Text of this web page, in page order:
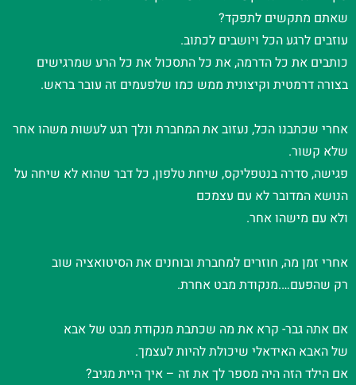
שאתם מתקשים לתפקד?
עוזבים לרגע הכל ויושבים לכתוב.
כותבים את כל הדרמה, את כל התסכול את כל הרע שמרגישים
בצורה דרמטית וקיצונית ממש כמו שלפעמים זה עובר בראש.
אחרי שכתבנו הכל, נעזוב את המחברת ונלך רגע לעשות משהו אחר
שלא קשור.
פגישה, סדרה בנטפליקס, שיחת טלפון, כל דבר שהוא לא שיחה על
הנושא המדובר לא עם עצמכם
ולא עם מישהו אחר.
אחרי זמן מה, חוזרים למחברת ובוחנים את הסיטואציה שוב
רק שהפעם….מנקודת מבט אחרת.
אם אתה גבר- קרא את מה שכתבת מנקודת מבט של אבא
של האבא האידאלי שיכולת להיות לעצמך.
אם הילד הזה היה מספר לך את זה – איך היית מגיב?